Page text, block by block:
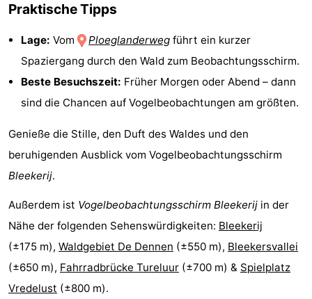
Krim
EuroParcs
Texel
-
Kustpark
Texel
-
Sluftervallei
Strandhuys
Villapark
Residentie
-
Villapark
Hotels
(mit
Lastminutes
Sehen
Praktische Tipps
Lage: Vom Ploeglanderweg führt ein kurzer
Spaziergang durch den Wald zum Beobachtungsschirm.
Beste Besuchszeit: Früher Morgen oder Abend – dann
sind die Chancen auf Vogelbeobachtungen am größten.
Genieße die Stille, den Duft des Waldes und den
beruhigenden Ausblick vom Vogelbeobachtungsschirm
Bleekerij.
Außerdem ist Vogelbeobachtungsschirm Bleekerij in der
Nähe der folgenden Sehenswürdigkeiten: Bleekerij
(±175 m), Waldgebiet De Dennen (±550 m), Bleekersvallei
(±650 m), Fahrradbrücke Tureluur (±700 m) & Spielplatz
Vredelust (±800 m).